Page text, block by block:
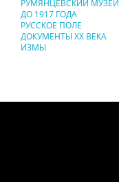
РУМЯНЦЕВСКИЙ МУЗЕЙ
ДО 1917 ГОДА
РУССКОЕ ПОЛЕ
ДОКУМЕНТЫ XX ВЕКА
ИЗМЫ